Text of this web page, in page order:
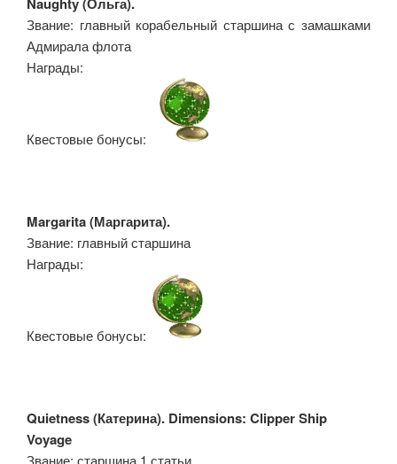
Звание: главный корабельный старшина с замашками
Адмирала флота
Награды:
Квестовые бонусы:
Margarita (Маргарита).
Звание: главный старшина
Награды:
Квестовые бонусы:
Quietness (Катерина). Dimensions: Clipper Ship
Voyage
Звание: старшина 1 статьи